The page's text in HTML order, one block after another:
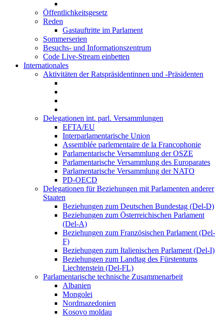
Öffentlichkeitsgesetz
Reden
Gastauftritte im Parlament
Sommerserien
Besuchs- und Informationszentrum
Code Live-Stream einbetten
Internationales
Aktivitäten der Ratspräsidentinnen und -Präsidenten
Delegationen int. parl. Versammlungen
EFTA/EU
Interparlamentarische Union
Assemblée parlementaire de la Francophonie
Parlamentarische Versammlung der OSZE
Parlamentarische Versammlung des Europarates
Parlamentarische Versammlung der NATO
PD-OECD
Delegationen für Beziehungen mit Parlamenten anderer
Staaten
Beziehungen zum Deutschen Bundestag (Del-D)
Beziehungen zum Österreichischen Parlament
(Del-A)
Beziehungen zum Französischen Parlament (Del-
F)
Beziehungen zum Italienischen Parlament (Del-I)
Beziehungen zum Landtag des Fürstentums
Liechtenstein (Del-FL)
Parlamentarische technische Zusammenarbeit
Albanien
Mongolei
Nordmazedonien
Kosovo moldau